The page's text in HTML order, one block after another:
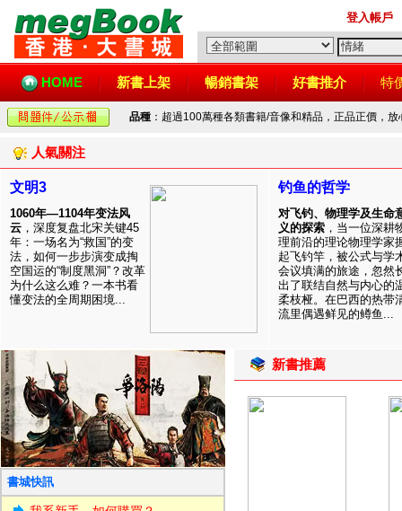
登入帳戶
HOME 新書上架 暢銷書架 好書推介 特
品種 ：超過100萬種各類書籍/音像和精品，正品正價，
人氣關注
文明3
1060年—1104年变法风
云 ，深度复盘北宋关键45
年：一场名为“救国”的变
法，如何一步步演变成掏
空国运的“制度黑洞”？改革
为什么这么难？一本书看
懂变法的全周期困境...
钓鱼的哲学
对飞钓、物理学及生命
义的探索 ，当一位深耕
理前沿的理论物理学家
起飞钓竿，被公式与学
会议填满的旅途，忽然
出了联结自然与内心的
柔枝桠。在巴西的热带
流里偶遇鲜见的鳟鱼...
書城快訊
新書推薦